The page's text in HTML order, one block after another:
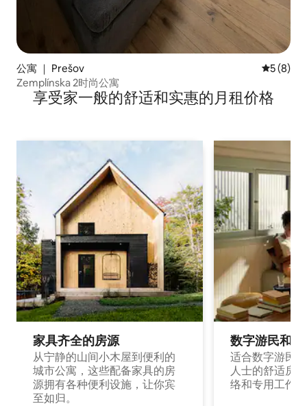
公寓 ｜ Prešov 平均评分
5 (8)
Zemplínska 2时尚公寓
享受家一般的舒适和实惠的月租价格
家具齐全的房源
从宁静的山间小木屋到便利的
城市公寓，这些配备家具的房
源拥有各种便利设施，让你宾
至如归。
数字游民和
适合数字游民
人士的舒适房
络和专用工作